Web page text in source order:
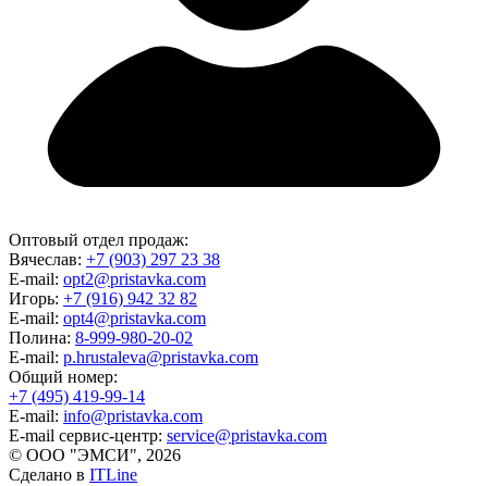
Оптовый отдел продаж:
Вячеслав: +7 (903) 297 23 38
E-mail: opt2@pristavka.com
Игорь: +7 (916) 942 32 82
E-mail: opt4@pristavka.com
Полина: 8-999-980-20-02
E-mail: p.hrustaleva@pristavka.com
Общий номер:
+7 (495) 419-99-14
E-mail: info@pristavka.com
E-mail сервис-центр: service@pristavka.com
© ООО "ЭМСИ", 2026
Сделано в ITLine